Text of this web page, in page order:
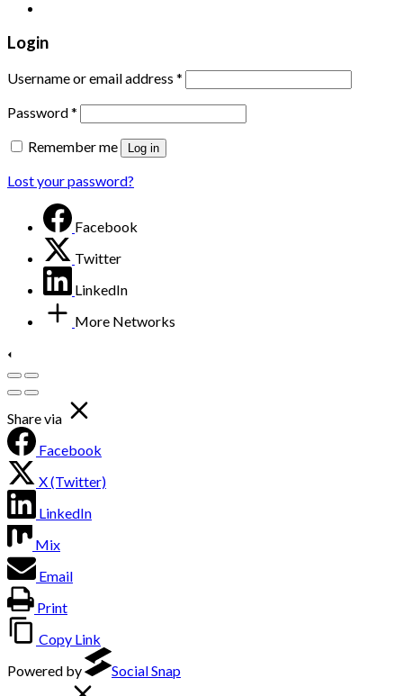
Login
Username or email address *
Password*
Remember me
Log in
Lost your password?
Facebook
Twitter
LinkedIn
More Networks
Share via
Facebook
X (Twitter)
LinkedIn
Mix
Email
Print
Copy Link
Powered by
Social Snap